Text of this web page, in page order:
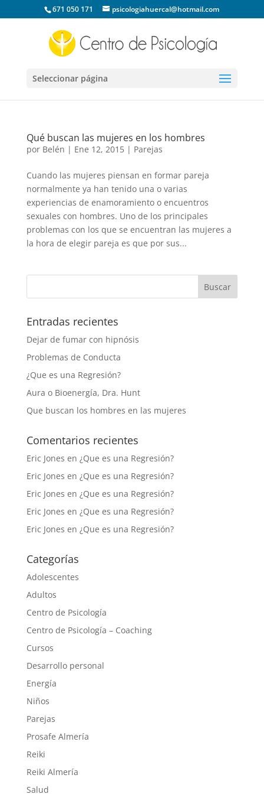
671 050 171 psicologiahuercal@hotmail.com
Seleccionar página
Qué buscan las mujeres en los hombres
por Belén | Ene 12, 2015| Parejas
Cuando las mujeres piensan en formar pareja
normalmente ya han tenido una o varias
experiencias de enamoramiento o encuentros
sexuales con hombres. Uno de los principales
problemas con los que se encuentran las mujeres a
la hora de elegir pareja es que por sus...
Entradas recientes
Dejar de fumar con hipnósis
Problemas de Conducta
¿Que es una Regresión?
Aura o Bioenergía, Dra. Hunt
Que buscan los hombres en las mujeres
Comentarios recientes
Eric Jones en ¿Que es una Regresión?
Eric Jones en ¿Que es una Regresión?
Eric Jones en ¿Que es una Regresión?
Eric Jones en ¿Que es una Regresión?
Eric Jones en ¿Que es una Regresión?
Categorías
Adolescentes
Adultos
Centro de Psicología
Centro de Psicología – Coaching
Cursos
Desarrollo personal
Energía
Niños
Parejas
Prosafe Almería
Reiki
Reiki Almería
Salud